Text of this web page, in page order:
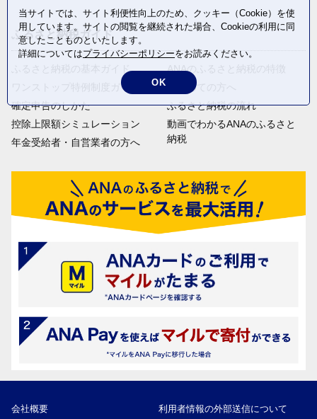
ふるさと納税ガイド
ふるさと納税の基本ガイド
ワンストップ特例制度ガイド
確定申告のしかた
控除上限額シミュレーション
年金受給者・自営業者の方へ
ANAのふるさと納税の特徴
はじめての方へ
ふるさと納税の流れ
動画でわかるANAのふるさと
納税
会社概要 利用者情報の外部送信について
当サイトでは、サイト利便性向上のため、クッキー（Cookie）を使
用しています。サイトの閲覧を継続された場合、Cookieの利用に同
意したことものといたします。
詳細についてはプライバシーポリシーをお読みください。
OK